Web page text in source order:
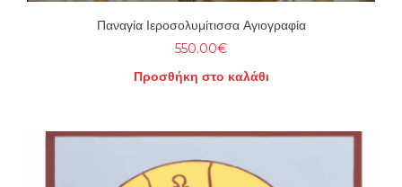
Παναγία Ιεροσολυμίτισσα Αγιογραφία
550.00€
Προσθήκη στο καλάθι